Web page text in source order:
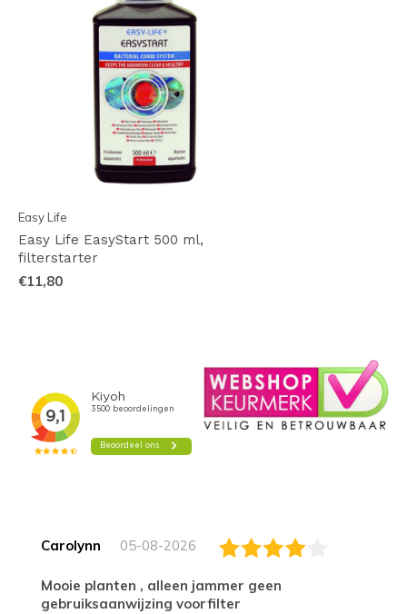
Easy Life
Easy Life EasyStart 500 ml,
filterstarter
€11,80
Carolynn 05-08-2026
Mooie planten , alleen jammer geen
gebruiksaanwijzing voorfilter